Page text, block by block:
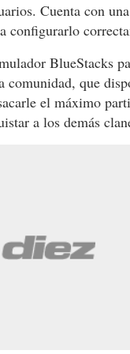
Cuenta con
configurarlo
BlueStacks
que
el máximo
a los demás